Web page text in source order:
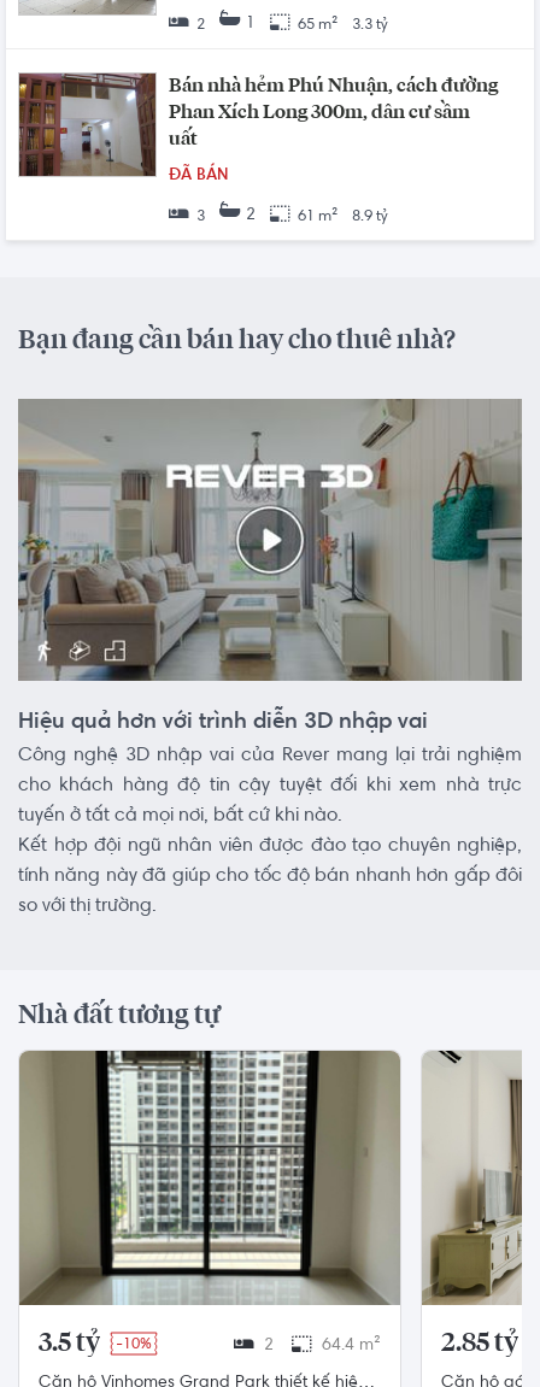
2 1 65 m² 3.3 tỷ
Bán nhà hẻm Phú Nhuận, cách đường
Phan Xích Long 300m, dân cư sầm
uất
ĐÃ BÁN
3 2 61 m² 8.9 tỷ
Bạn đang cần bán hay cho thuê nhà?
Hiệu quả hơn với trình diễn 3D nhập vai
Công nghệ 3D nhập vai của Rever mang lại trải nghiệm
cho khách hàng độ tin cậy tuyệt đối khi xem nhà trực
tuyến ở tất cả mọi nơi, bất cứ khi nào.
Kết hợp đội ngũ nhân viên được đào tạo chuyên nghiệp,
tính năng này đã giúp cho tốc độ bán nhanh hơn gấp đôi
so với thị trường.
Nhà đất tương tự
3.5 tỷ -10% 2 64.4 m²
Căn hộ Vinhomes Grand Park thiết kế hiện
2.85 tỷ
Căn hộ góc